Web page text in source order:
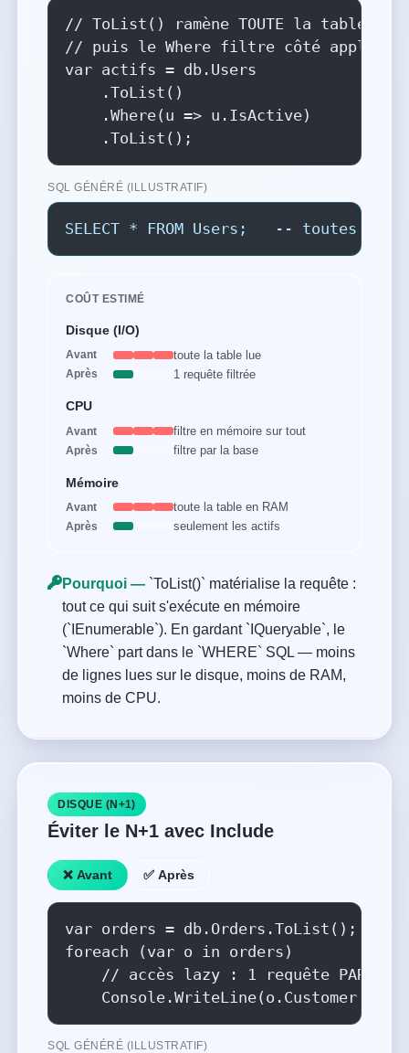
// ToList() ramène TOUTE la table en
// puis le Where filtre côté
var actifs = db.Users
    .ToList()
    .Where(u => u.IsActive)
    .ToList();
SQL GÉNÉRÉ (ILLUSTRATIF)
SELECT * FROM Users;   -- toutes
COÛT ESTIMÉ
Disque (I/O)
Avant toute la table lue
Après 1 requête filtrée
CPU
Avant filtre en mémoire sur tout
Après filtre par la base
Mémoire
Avant toute la table en RAM
Après seulement les actifs
Pourquoi — `ToList()` matérialise la requête :
tout ce qui suit s'exécute en mémoire
(`IEnumerable`). En gardant `IQueryable`, le
`Where` part dans le `WHERE` SQL — moins
de lignes lues sur le disque, moins de RAM,
moins de CPU.
DISQUE (N+1)
Éviter le N+1 avec Include
❌ Avant ✅ Après
var orders = db.Orders.ToList();
foreach (var o in orders)
// accès lazy : 1 requête PAR
SQL GÉNÉRÉ (ILLUSTRATIF)